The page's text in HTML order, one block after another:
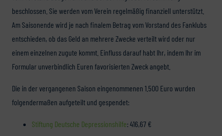
beschlossen. Sie werden vom Verein regelmäßig finanziell unterstützt.
Am Saisonende wird je nach finalem Betrag vom Vorstand des Fanklubs
entschieden, ob das Geld an mehrere Zwecke verteilt wird oder nur
einem einzelnen zugute kommt. Einfluss darauf habt Ihr, indem Ihr im
Formular unverbindlich Euren favorisierten Zweck angebt.
Die in der vergangenen Saison eingenommenen 1.500 Euro wurden
folgendermaßen aufgeteilt und gespendet:
Stiftung Deutsche Depressionshilfe: 416,67 €